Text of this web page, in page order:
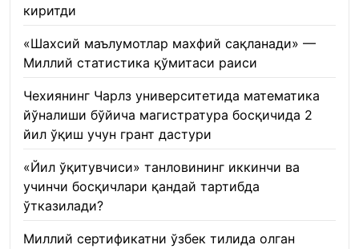
киритди
«Шахсий маълумотлар махфий сақланади» —
Миллий статистика қўмитаси раиси
Чехиянинг Чарлз университетида математика
йўналиши бўйича магистратура босқичида 2
йил ўқиш учун грант дастури
«Йил ўқитувчиси» танловининг иккинчи ва
учинчи босқичлари қандай тартибда
ўтказилади?
Миллий сертификатни ўзбек тилида олган